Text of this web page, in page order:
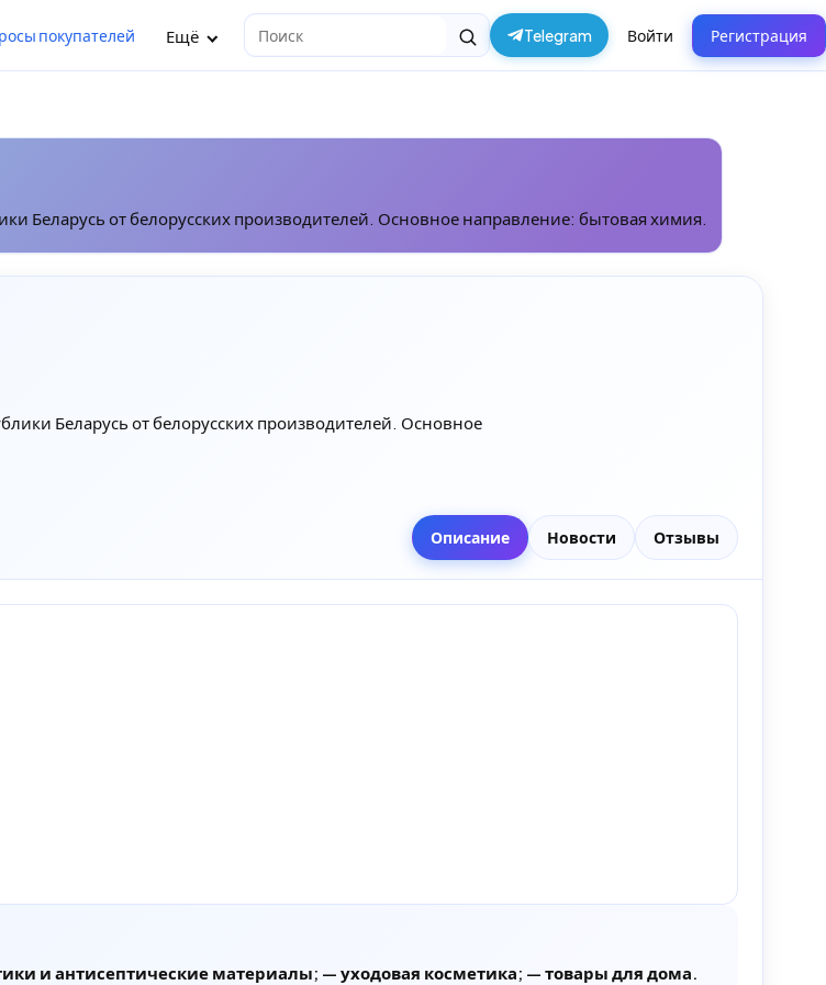
покупателей Ещё Поиск Telegram Войти Регистрация
Беларусь от белорусских производителей. Основное направление: бытовая химия.
Беларусь от белорусских производителей. Основное
Описание Новости Отзывы
и антисептические материалы; — уходовая косметика; — товары для дома.